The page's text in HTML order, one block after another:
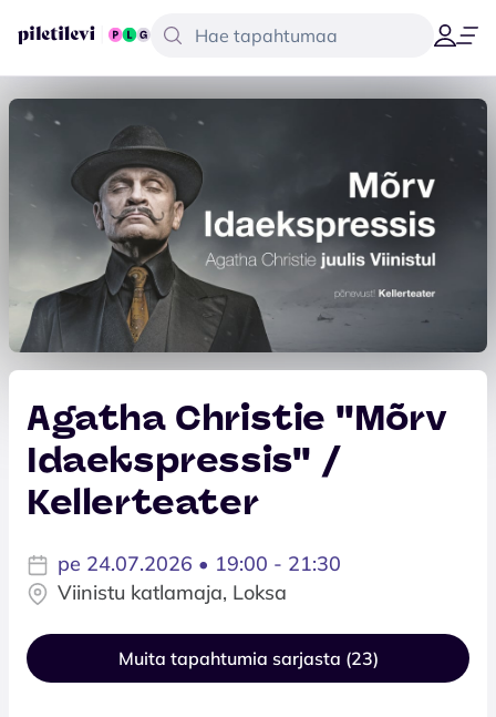
Agatha Christie ''Mõrv
Idaekspressis'' /
Kellerteater
pe 24.07.2026 • 19:00 - 21:30
Viinistu katlamaja, Loksa
Muita tapahtumia sarjasta (23)